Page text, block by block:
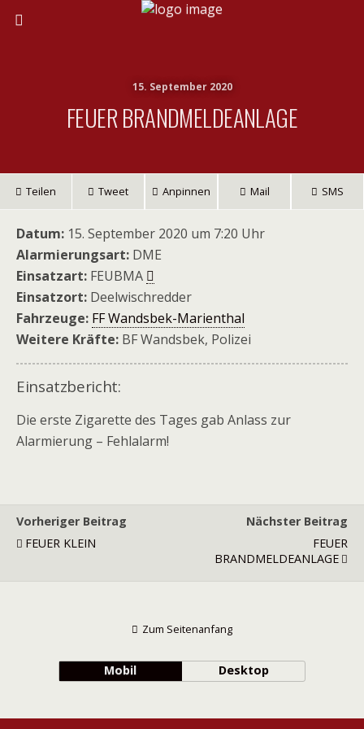
15. September 2020
FEUER BRANDMELDEANLAGE
Teilen Tweet Anpinnen Mail SMS
Datum: 15. September 2020 um 7:20 Uhr
Alarmierungsart: DME
Einsatzart: FEUBMA
Einsatzort: Deelwischredder
Fahrzeuge: FF Wandsbek-Marienthal
Weitere Kräfte: BF Wandsbek, Polizei
Einsatzbericht:
Die erste Zigarette des Tages gab Anlass zur
Alarmierung – Fehlalarm!
Vorheriger Beitrag
FEUER KLEIN
Nächster Beitrag
FEUER
BRANDMELDEANLAGE
Zum Seitenanfang
Mobil Desktop